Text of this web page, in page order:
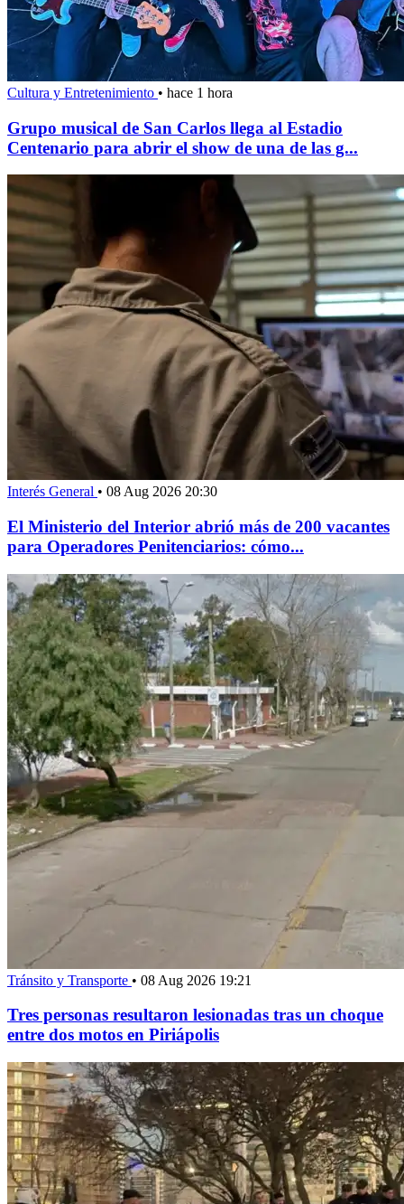
Cultura y Entretenimiento • hace 1 hora
Grupo musical de San Carlos llega al Estadio
Centenario para abrir el show de una de las g...
Interés General • 08 Aug 2026 20:30
El Ministerio del Interior abrió más de 200 vacantes
para Operadores Penitenciarios: cómo...
Tránsito y Transporte • 08 Aug 2026 19:21
Tres personas resultaron lesionadas tras un choque
entre dos motos en Piriápolis